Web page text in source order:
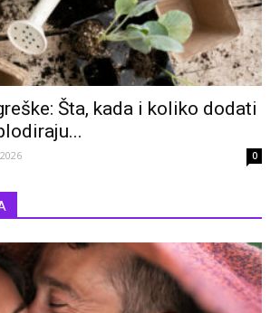
Šta, kada i koliko dodati
0